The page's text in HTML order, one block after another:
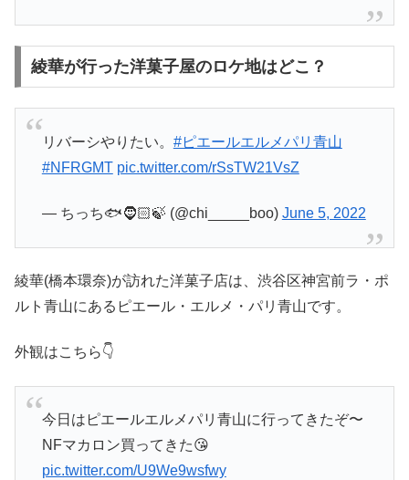
綾華が行った洋菓子屋のロケ地はどこ？
リバーシやりたい。 #ピエールエルメパリ青山
#NFRGMT pic.twitter.com/rSsTW21VsZ
— ちっち🐟🧔🏻🍃 (@chi_____boo) June 5, 2022
綾華(橋本環奈)が訪れた洋菓子店は、渋谷区神宮前ラ・ポ
ルト青山にあるピエール・エルメ・パリ青山です。
外観はこちら👇
今日はピエールエルメパリ青山に行ってきたぞ〜
NFマカロン買ってきた😘
pic.twitter.com/U9We9wsfwy